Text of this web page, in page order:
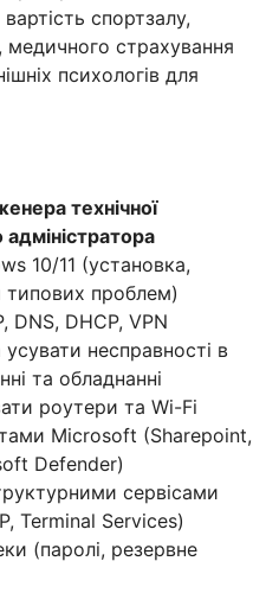
спортзалу,
медичного страхування
психологів для
технічної
10/11 (установка,
типових проблем)
DNS, DHCP, VPN
усувати несправності в
та обладнанні
роутери та Wi-Fi
Microsoft (Sharepoint,
Defender)
сервісами
Terminal Services)
(паролі, резервне